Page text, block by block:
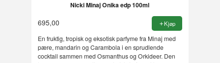
Nicki Minaj Onika edp 100ml
695,00 Kjøp
En fruktig, tropisk og eksotisk parfyme fra Minaj med
pære, mandarin og Carambola i en sprudlende
cocktail sammen med Osmanthus og Orkideer. Den